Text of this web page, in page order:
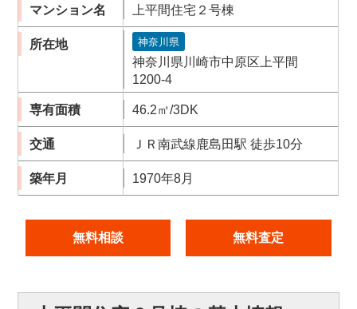
マンション名 上平間住宅２号棟
所在地 神奈川県
神奈川県川崎市中原区上平間
1200-4
専有面積 46.2㎡/3DK
交通 ＪＲ南武線鹿島田駅 徒歩10分
築年月 1970年8月
無料相談 無料査定